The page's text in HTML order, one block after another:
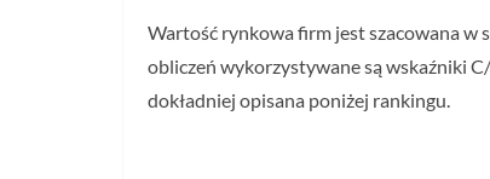
Wartość rynkowa firm jest szacowana w
obliczeń wykorzystywane są wskaźniki
dokładniej opisana poniżej rankingu.